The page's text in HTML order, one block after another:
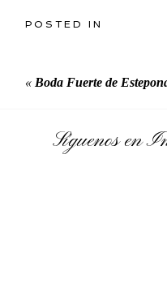
POSTED IN
« Boda Fuerte de
Síguenos en